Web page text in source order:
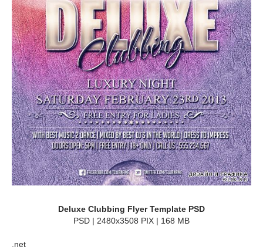
Deluxe Clubbing Flyer Template PSD
PSD | 2480x3508 PIX | 168 MB
.net